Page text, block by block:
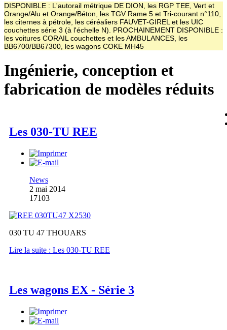
DISPONIBLE : L'autorail métrique DE DION, les RGP TEE, Vert et
Orange/Alu et Orange/Béton, les TGV Rame 5 et Tri-courant n°110,
les citernes à pétrole, les céréaliers FAUVET-GIREL et les UIC
couchettes série 3 (à l'échelle N). PROCHAINEMENT DISPONIBLE :
les voitures CORAIL couchettes et les AMBULANCES, les
BB6700/BB67300, les wagons COKE MH45
Ingénierie, conception et
fabrication de modèles réduits
Les 030-TU REE
News
2 mai 2014
17103
030 TU 47 THOUARS
Lire la suite : Les 030-TU REE
Les wagons EX - Série 3